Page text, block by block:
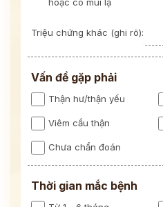
Triệu chứng khác (ghi rõ):
Vấn đề gặp phải
Thận hư/thận yếu
Viêm cầu thận
Chưa chẩn đoán
Thời gian mắc bệnh